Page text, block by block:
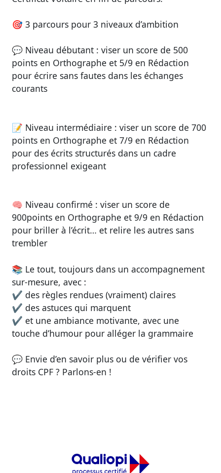
🎯 3 parcours pour 3 niveaux d’ambition
💬 Niveau débutant : viser un score de 500
points en Orthographe et 5/9 en Rédaction
pour écrire sans fautes dans les échanges
courants
📝 Niveau intermédiaire : viser un score de 700
points en Orthographe et 7/9 en Rédaction
pour des écrits structurés dans un cadre
professionnel exigeant
🧠 Niveau confirmé : viser un score de
900points en Orthographe et 9/9 en Rédaction
pour briller à l’écrit… et relire les autres sans
trembler
📚 Le tout, toujours dans un accompagnement
sur-mesure, avec :
✔️ des règles rendues (vraiment) claires
✔️ des astuces qui marquent
✔️ et une ambiance motivante, avec une
touche d’humour pour alléger la grammaire
💬 Envie d’en savoir plus ou de vérifier vos
droits CPF ? Parlons-en !